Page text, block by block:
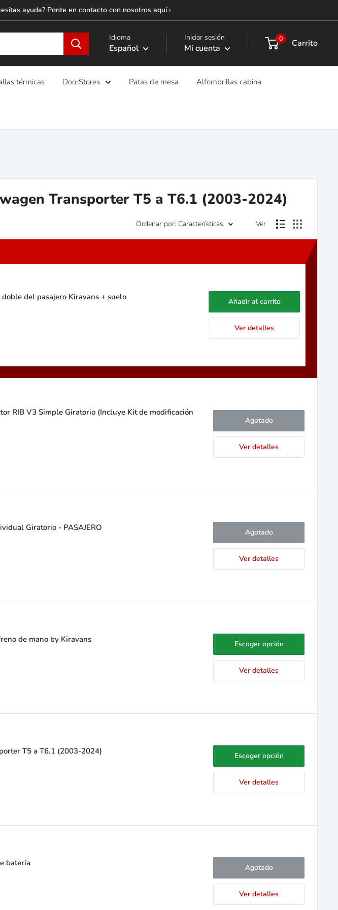
ayuda? Ponte en contacto con nosotros aquí ›
Idioma
Español
Iniciar sesión
Mi cuenta
0 Carrito
térmicas DoorStores Patas de mesa Alfombrillas cabina
Transporter T5 a T6.1 (2003-2024)
Ordenar por: Características Ver
del pasajero Kiravans + suelo Añadir al carrito
Ver detalles
RIB V3 Simple Giratorio (Incluye Kit de modificación
Agotado
Ver detalles
Giratorio - PASAJERO Agotado
Ver detalles
de mano by Kiravans Escoger opción
Ver detalles
T5 a T6.1 (2003-2024) Escoger opción
Ver detalles
batería Agotado
Ver detalles